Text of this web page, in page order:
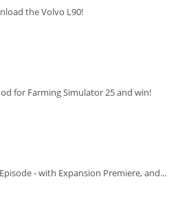
the Volvo L90!
for Farming Simulator 25 and win!
- with Expansion Premiere, and...